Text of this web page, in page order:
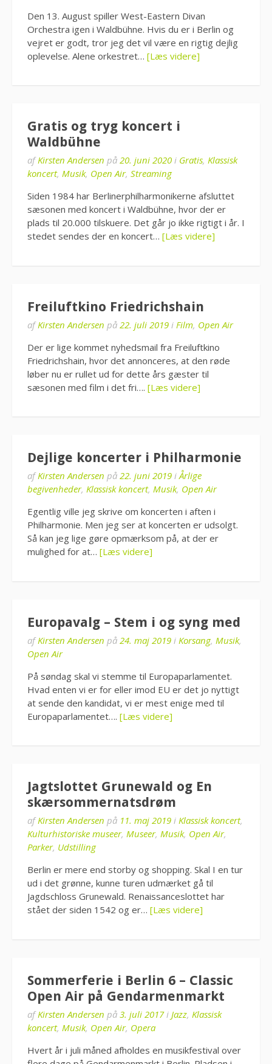
Den 13. August spiller West-Eastern Divan
Orchestra igen i Waldbühne. Hvis du er i Berlin og
vejret er godt, tror jeg det vil være en rigtig dejlig
oplevelse. Alene orkestret… [Læs videre]
Gratis og tryg koncert i
Waldbühne
afKirsten Andersen på 20. juni 2020 i Gratis, Klassisk
koncert, Musik, Open Air, Streaming
Siden 1984 har Berlinerphilharmonikerne afsluttet
sæsonen med koncert i Waldbühne, hvor der er
plads til 20.000 tilskuere. Det går jo ikke rigtigt i år. I
stedet sendes der en koncert… [Læs videre]
Freiluftkino Friedrichshain
afKirsten Andersen på 22. juli 2019 i Film, Open Air
Der er lige kommet nyhedsmail fra Freiluftkino
Friedrichshain, hvor det annonceres, at den røde
løber nu er rullet ud for dette års gæster til
sæsonen med film i det fri…. [Læs videre]
Dejlige koncerter i Philharmonie
afKirsten Andersen på 22. juni 2019 iÅrlige
begivenheder, Klassisk koncert, Musik, Open Air
Egentlig ville jeg skrive om koncerten i aften i
Philharmonie. Men jeg ser at koncerten er udsolgt.
Så kan jeg lige gøre opmærksom på, at der er
mulighed for at… [Læs videre]
Europavalg – Stem i og syng med
afKirsten Andersen på 24. maj 2019 i Korsang, Musik,
Open Air
På søndag skal vi stemme til Europaparlamentet.
Hvad enten vi er for eller imod EU er det jo nyttigt
at sende den kandidat, vi er mest enige med til
Europaparlamentet…. [Læs videre]
Jagtslottet Grunewald og En
skærsommernatsdrøm
afKirsten Andersen på 11. maj 2019 i Klassisk koncert,
Kulturhistoriske museer, Museer, Musik, Open Air,
Parker, Udstilling
Berlin er mere end storby og shopping. Skal I en tur
ud i det grønne, kunne turen udmærket gå til
Jagdschloss Grunewald. Renaissanceslottet har
stået der siden 1542 og er… [Læs videre]
Sommerferie i Berlin 6 – Classic
Open Air på Gendarmenmarkt
afKirsten Andersen på 3. juli 2017i Jazz, Klassisk
koncert, Musik, Open Air, Opera
Hvert år i juli måned afholdes en musikfestival over